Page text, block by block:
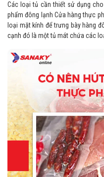
Các loại tủ cần thiết sử dụng
phẩm đông lạnh Cửa hàng thực
loại mặt kính để trưng bày hàng
cạnh đó là một tủ mát chứa các